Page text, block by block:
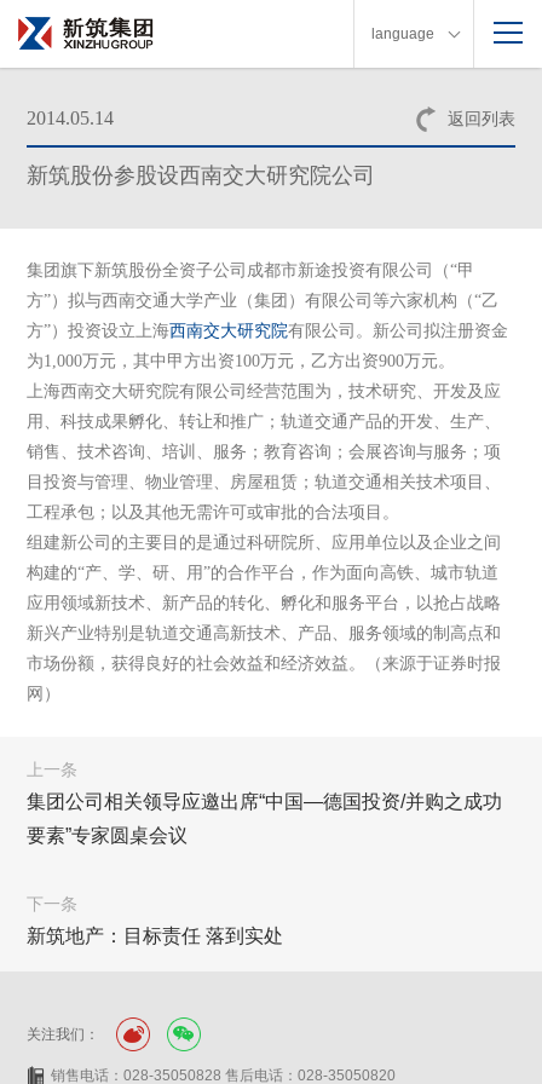
language
返回列表
2014.05.14
新筑股份参股设西南交大研究院公司
集团旗下新筑股份全资子公司成都市新途投资有限公司（“甲
方”）拟与西南交通大学产业（集团）有限公司等六家机构（“乙
方”）投资设立上海西南交大研究院有限公司。新公司拟注册资金
为1,000万元，其中甲方出资100万元，乙方出资900万元。
上海西南交大研究院有限公司经营范围为，技术研究、开发及应
用、科技成果孵化、转让和推广；轨道交通产品的开发、生产、
销售、技术咨询、培训、服务；教育咨询；会展咨询与服务；项
目投资与管理、物业管理、房屋租赁；轨道交通相关技术项目、
工程承包；以及其他无需许可或审批的合法项目。
组建新公司的主要目的是通过科研院所、应用单位以及企业之间
构建的“产、学、研、用”的合作平台，作为面向高铁、城市轨道
应用领域新技术、新产品的转化、孵化和服务平台，以抢占战略
新兴产业特别是轨道交通高新技术、产品、服务领域的制高点和
市场份额，获得良好的社会效益和经济效益。（来源于证券时报
网）
上一条
集团公司相关领导应邀出席“中国—德国投资/并购之成功
要素”专家圆桌会议
下一条
新筑地产：目标责任 落到实处
关注我们：
销售电话：028-35050828 售后电话：028-35050820